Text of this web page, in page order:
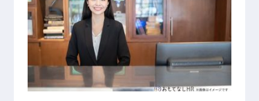
フロント事務（宿泊予約担当）